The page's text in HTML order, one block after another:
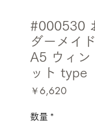
#000530
ダーメイ
A5 ウィン
ット type
￥6,620価
数量 *